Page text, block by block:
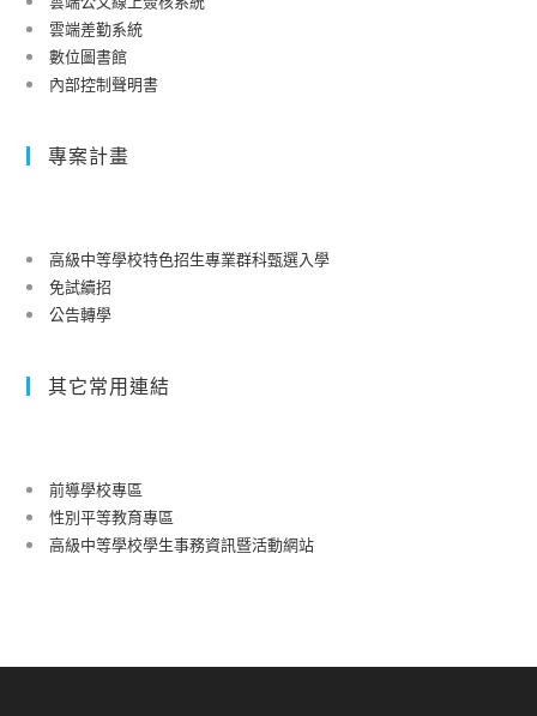
雲端差勤系統
數位圖書館
內部控制聲明書
專案計畫
高級中等學校特色招生專業群科甄選入學
免試續招
公告轉學
其它常用連結
前導學校專區
性別平等教育專區
高級中等學校學生事務資訊暨活動網站